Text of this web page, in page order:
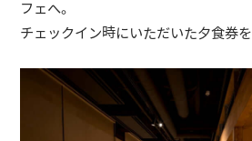
フェへ。
チェックイン時にいただいた夕食券を